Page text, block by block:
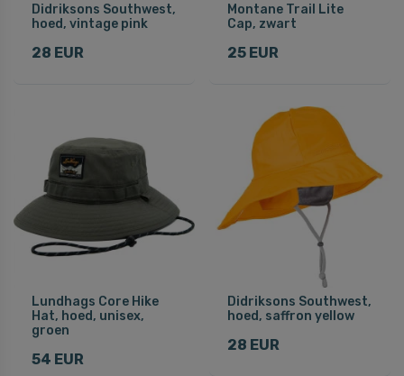
Didriksons Southwest,
hoed, vintage pink
28 EUR
Montane Trail Lite
Cap, zwart
25 EUR
Lundhags Core Hike
Hat, hoed, unisex,
groen
54 EUR
Didriksons Southwest,
hoed, saffron yellow
28 EUR